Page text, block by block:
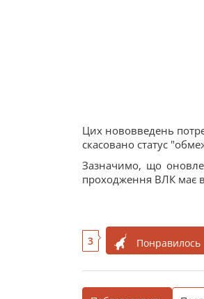
Цих нововведень
скасовано статус
Зазначимо, що
проходження ВЛК має
3 Понравилось